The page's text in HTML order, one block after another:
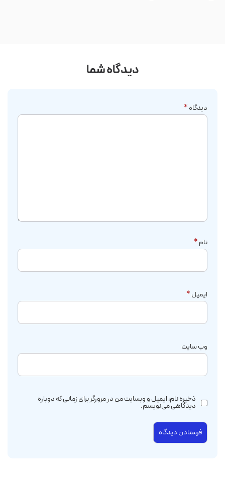
دیدگاه شما
دیدگاه*
نام*
ایمیل*
وب‌ سایت
ذخیره نام، ایمیل و وبسایت من در مرورگر برای زمانی که دوباره
دیدگاهی می‌نویسم.